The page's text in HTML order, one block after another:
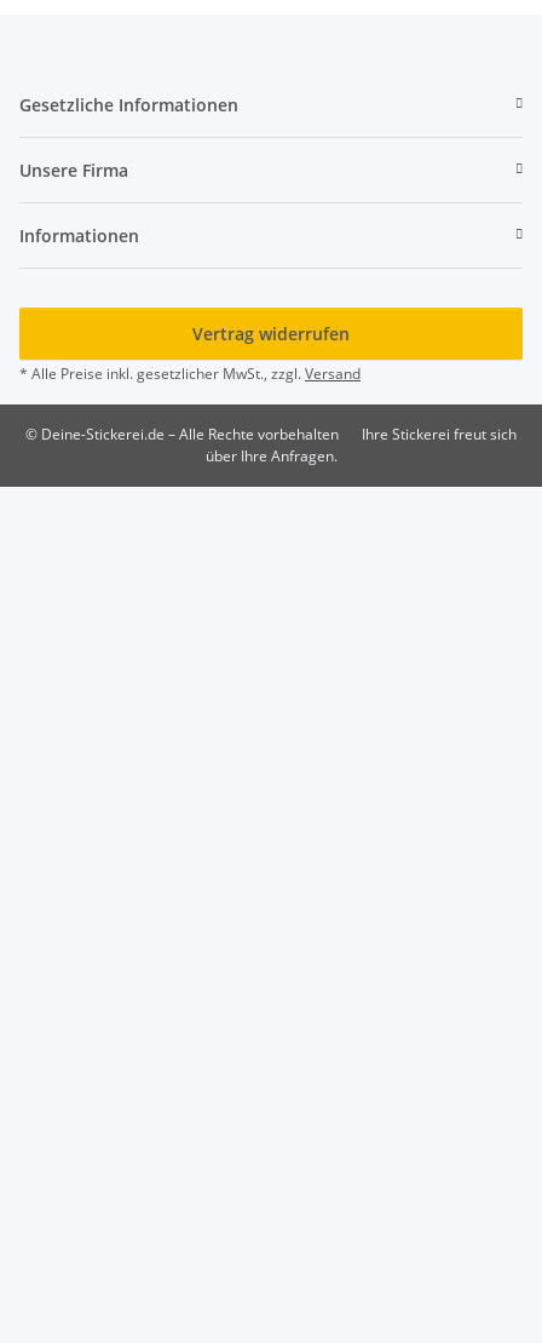
Gesetzliche Informationen
Unsere Firma
Informationen
Vertrag widerrufen
* Alle Preise inkl. gesetzlicher MwSt., zzgl.Versand
© Deine-Stickerei.de – Alle Rechte vorbehalten
Ihre Stickerei freut sich
über Ihre Anfragen.